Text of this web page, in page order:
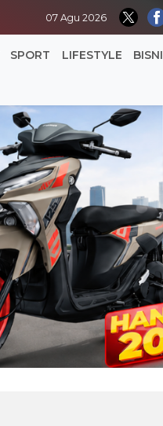
07 Agu 2026
SPORT LIFESTYLE